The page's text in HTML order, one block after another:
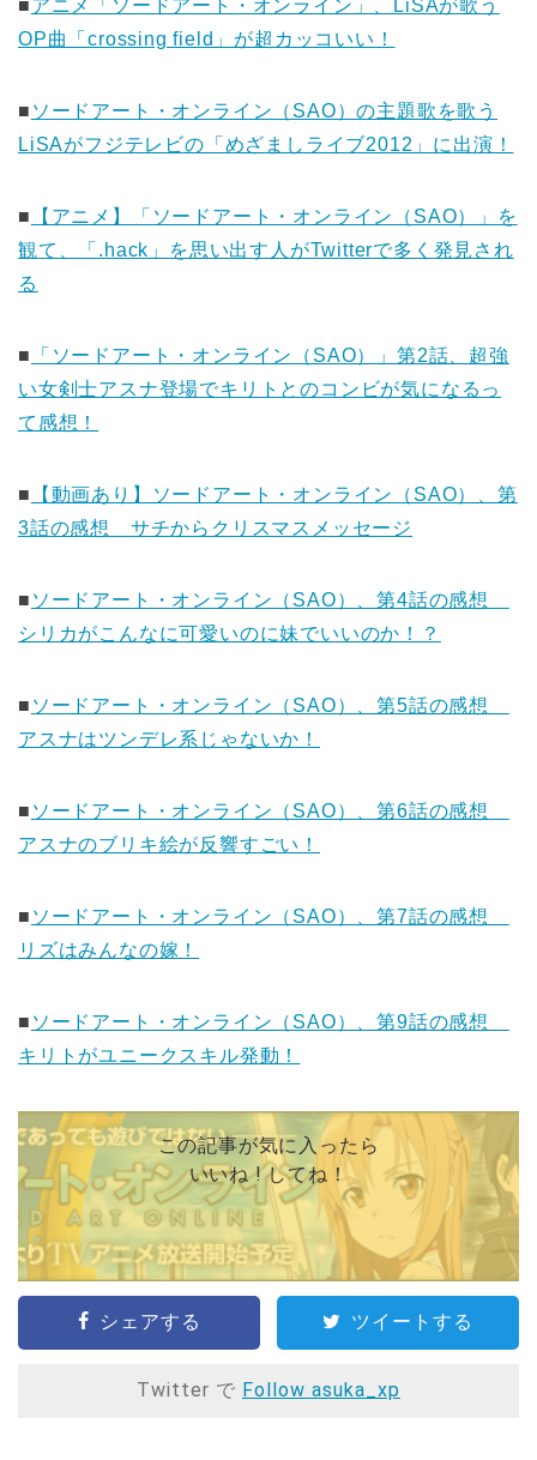
■アニメ「ソードアート・オンライン」、LiSAが歌う
OP曲「crossing field」が超カッコいい！
■ ソードアート・オンライン（SAO）の主題歌を歌う
LiSAがフジテレビの「めざましライブ2012」に出演！
■
【アニメ】「ソードアート・オンライン（SAO）」を
観て、「.hack」を思い出す人がTwitterで多く発見され
る
■
「ソードアート・オンライン（SAO）」第2話、超強
い女剣士アスナ登場でキリトとのコンビが気になるっ
て感想！
■
【動画あり】ソードアート・オンライン（SAO）、第
3話の感想 サチからクリスマスメッセージ
■ ソードアート・オンライン（SAO）、第4話の感想
シリカがこんなに可愛いのに妹でいいのか！？
■ ソードアート・オンライン（SAO）、第5話の感想
アスナはツンデレ系じゃないか！
■ ソードアート・オンライン（SAO）、第6話の感想
アスナのブリキ絵が反響すごい！
■ ソードアート・オンライン（SAO）、第7話の感想
リズはみんなの嫁！
■ ソードアート・オンライン（SAO）、第9話の感想
キリトがユニークスキル発動！
この記事が気に入ったら
いいね ! してね！
シェアする ツイートする
Twitter で Follow asuka_xp